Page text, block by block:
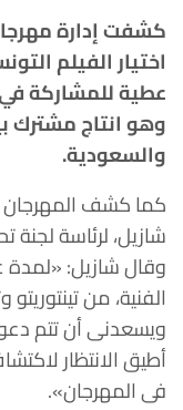
كشفت إدارة
اختيار الفيلم
عطية للمشاركة
وهو انتاج مشترك
والسعودية.
كما كشف المهرجان
وقال شازيل: «لمدة
الفنية، من تينتوريتو
ويسعدنى أن تتم
أطيق الانتظار
فى المهرجان».